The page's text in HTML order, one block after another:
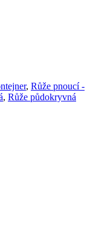
, Růže pnoucí -
, Růže půdokryvná